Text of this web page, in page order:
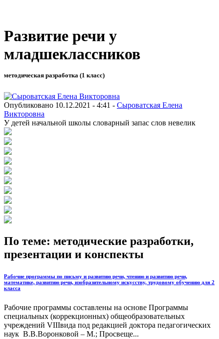
Развитие речи у
младшеклассников
методическая разработка (1 класс)
Опубликовано 10.12.2021 - 4:41 - Сыроватская Елена
Викторовна
У детей начальной школы словарный запас слов невелик
По теме: методические разработки,
презентации и конспекты
Рабочие программы по письму и развитию речи, чтению и развитию речи,
математике, развитию речи, изобразительному искусству, трудовому обучению для 2
класса
Рабочие программы составлены на основе Программы
специальных (коррекционных) общеобразовательных
учреждений VIIIвида под редакцией доктора педагогических
наук В.В.Воронковой – М.; Просвеще...